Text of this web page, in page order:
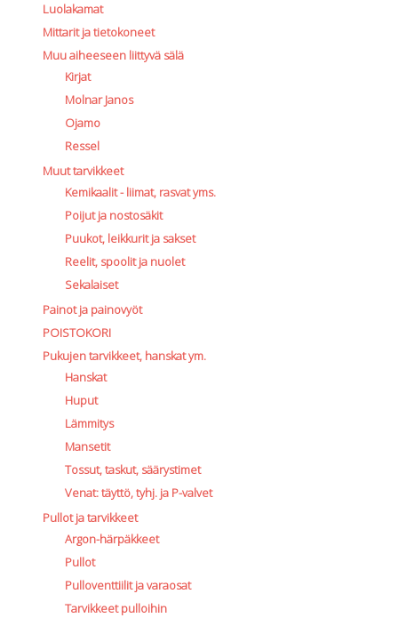
Luolakamat
Mittarit ja tietokoneet
Muu aiheeseen liittyvä sälä
Kirjat
Molnar Janos
Ojamo
Ressel
Muut tarvikkeet
Kemikaalit - liimat, rasvat yms.
Poijut ja nostosäkit
Puukot, leikkurit ja sakset
Reelit, spoolit ja nuolet
Sekalaiset
Painot ja painovyöt
POISTOKORI
Pukujen tarvikkeet, hanskat ym.
Hanskat
Huput
Lämmitys
Mansetit
Tossut, taskut, säärystimet
Venat: täyttö, tyhj. ja P-valvet
Pullot ja tarvikkeet
Argon-härpäkkeet
Pullot
Pulloventtiilit ja varaosat
Tarvikkeet pulloihin